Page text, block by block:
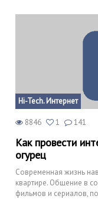
Hi-Tech. Интернет
8846 1 141
Как провести
огурец
Современная жизнь
квартире. Общение в
фильмов и сериалов,